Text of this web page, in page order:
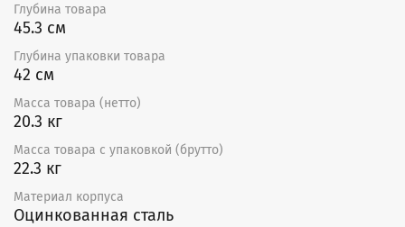
Корпус из оцинкованной стали у однофазных
вентиляторов и из алюминия у трехфазных.
Степень защиты IPX4.
Монтаж
Вентиляторы поставляются готовыми к подключению.
соответствии с направлением потока воздуха (в
соответствии со стрелкой на корпусе вентилятора).
Необходимо предусматривать доступ для
обслуживания вентилятора.
Глубина товара
45.3 см
Глубина упаковки товара
42 см
Масса товара (нетто)
20.3 кг
Масса товара с упаковкой (брутто)
22.3 кг
Материал корпуса
Оцинкованная сталь